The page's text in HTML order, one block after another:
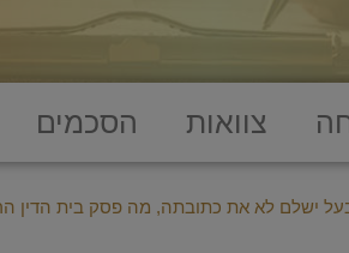
צוואות הסכמים
ישלם לא את כתובתה, מה פסק בית הדין